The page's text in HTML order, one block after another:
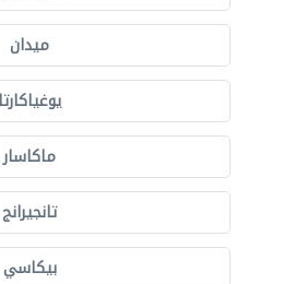
ميدان
يوغياكارتا
ماكاسار
تانجيرانج
بيكاسي